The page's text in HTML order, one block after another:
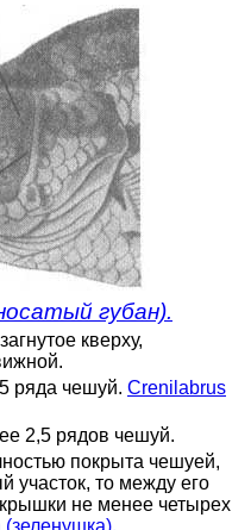
губан).
кверху,
ряда чешуй. Crenilabrus
2,5 рядов чешуй.
покрыта чешуей,
участок, то между его
не менее четырех